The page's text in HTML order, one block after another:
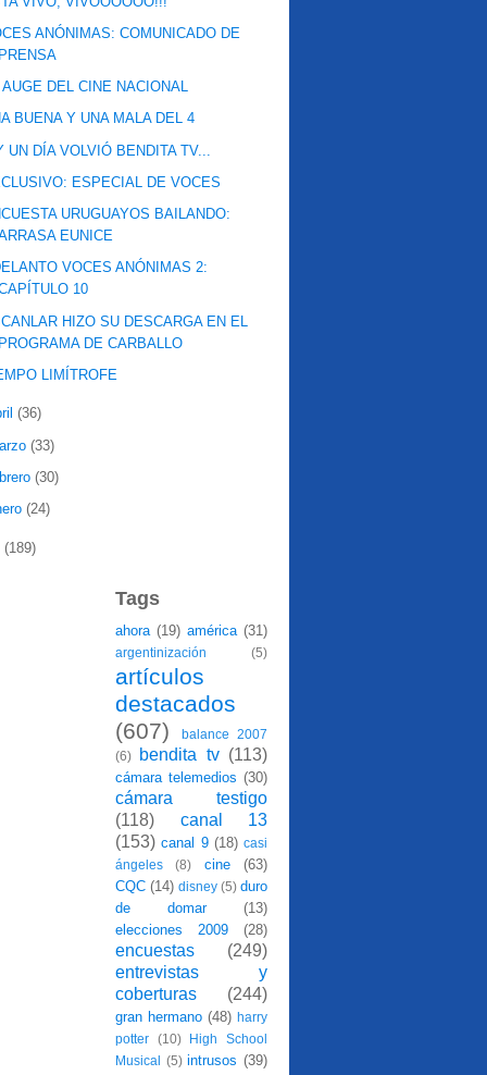
ANÓNIMAS: COMUNICADO DE
AUGE DEL CINE NACIONAL
BUENA Y UNA MALA DEL 4
UN DÍA VOLVIÓ BENDITA TV...
ESPECIAL DE VOCES
URUGUAYOS BAILANDO:
EUNICE
VOCES ANÓNIMAS 2:
10
HIZO SU DESCARGA EN EL
DE CARBALLO
LIMÍTROFE
(36)
(33)
(30)
(24)
(189)
Tags
ahora (19) américa (31)
argentinización (5)
artículos
destacados
(607)
balance 2007
(6)
bendita tv (113)
cámara telemedios (30)
cámara testigo
(118)
canal 13
(153) canal 9 (18) casi
ángeles
(8) cine
(63)
CQC (14) disney (5) duro
de domar
(13)
elecciones 2009
(28)
encuestas
(249)
entrevistas y
coberturas
(244)
gran hermano (48) harry
potter
(10)
High School
Musical (5) intrusos (39)